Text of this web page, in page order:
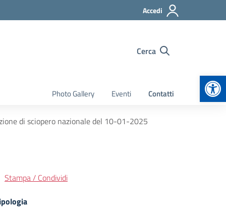
Accedi
Cerca
Photo Gallery Eventi Contatti
di sciopero nazionale del 10-01-2025
Stampa / Condividi